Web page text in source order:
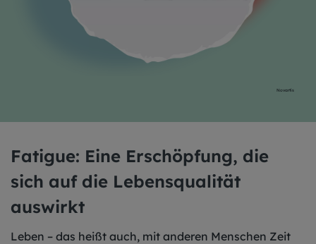
Novartis
Fatigue: Eine Erschöpfung, die
sich auf die Lebensqualität
auswirkt
Leben – das heißt auch, mit anderen Menschen Zeit